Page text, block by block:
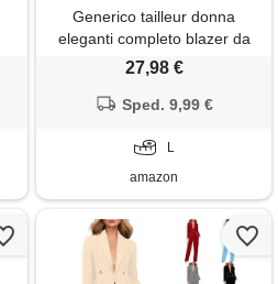
Generico tailleur donna
eleganti completo blazer da
donna 2 pezzi canotta senza
pantaloni a gamba larga tuta
27,98 €
Sped. 9,99 €
L
amazon